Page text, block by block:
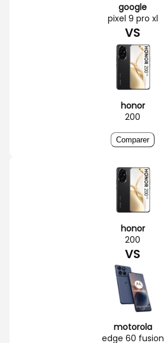
google
pixel 9 pro xl
VS
honor
200
Comparer
honor
200
VS
motorola
edge 60 fusion